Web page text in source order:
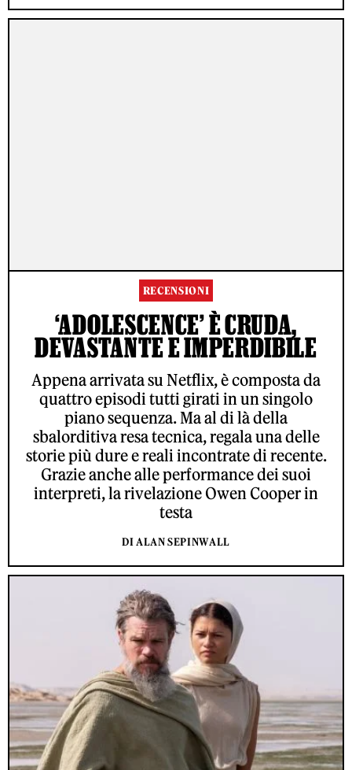
RECENSIONI
‘ADOLESCENCE’ È CRUDA,
DEVASTANTE E IMPERDIBILE
Appena arrivata su Netflix, è composta da
quattro episodi tutti girati in un singolo
piano sequenza. Ma al di là della
sbalorditiva resa tecnica, regala una delle
storie più dure e reali incontrate di recente.
Grazie anche alle performance dei suoi
interpreti, la rivelazione Owen Cooper in
testa
DI ALAN SEPINWALL